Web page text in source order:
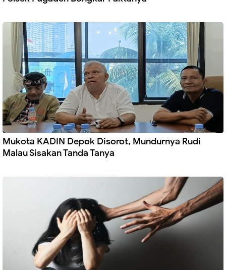
Mukota KADIN Depok Disorot, Mundurnya Rudi
Malau Sisakan Tanda Tanya